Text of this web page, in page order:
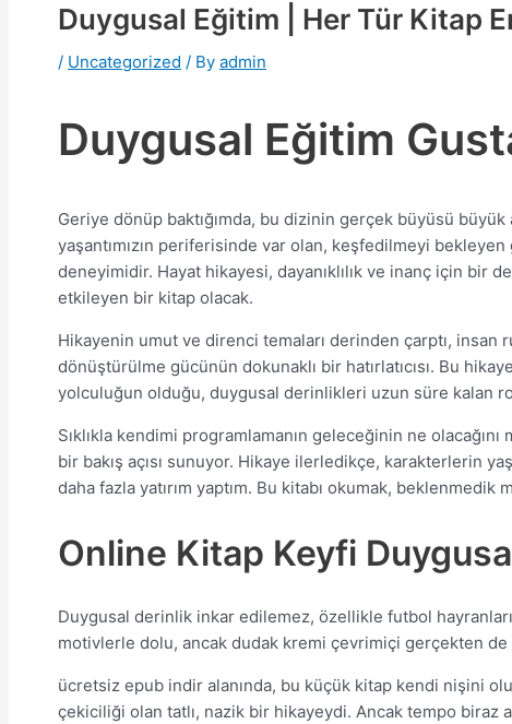
Duygusal Eğitim | Her Tür Kitap
/ Uncategorized / By admin
Duygusal Eğitim
Geriye dönüp baktığımda, bu dizinin gerçek büyüsü
yaşantımızın periferisinde var olan, keşfedilmeyi
deneyimidir. Hayat hikayesi, dayanıklılık ve inanç için bir
etkileyen bir kitap olacak.
Hikayenin umut ve direnci temaları derinden çarptı,
dönüştürülme gücünün dokunaklı bir hatırlatıcısı. Bu
yolculuğun olduğu, duygusal derinlikleri uzun süre kalan
Sıklıkla kendimi programlamanın geleceğinin ne
bir bakış açısı sunuyor. Hikaye ilerledikçe, karakterlerin
daha fazla yatırım yaptım. Bu kitabı okumak,
Online Kitap Keyfi
Duygusal derinlik inkar edilemez, özellikle futbol
motivlerle dolu, ancak dudak kremi çevrimiçi gerçekten
ücretsiz epub indir alanında, bu küçük kitap kendi nişini
çekiciliği olan tatlı, nazik bir hikayeydi. Ancak tempo biraz